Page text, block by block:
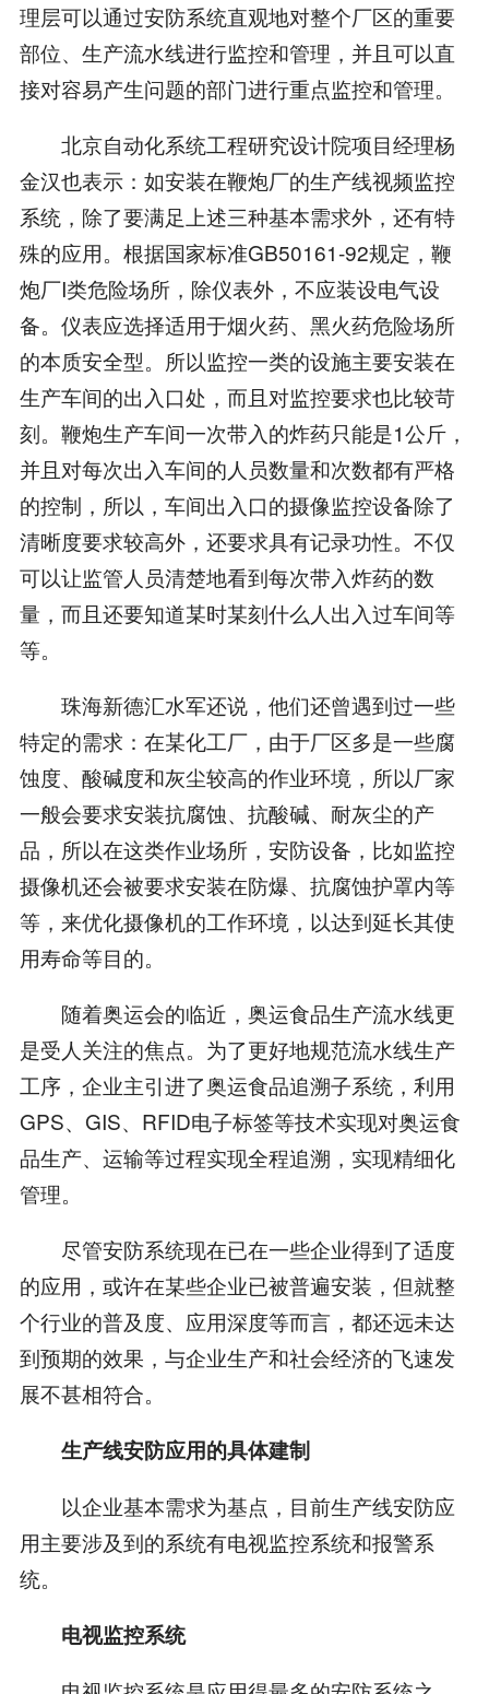
理层可以通过安防系统直观地对整个厂区的重要
部位、生产流水线进行监控和管理，并且可以直
接对容易产生问题的部门进行重点监控和管理。
北京自动化系统工程研究设计院项目经理杨
金汉也表示：如安装在鞭炮厂的生产线视频监控
系统，除了要满足上述三种基本需求外，还有特
殊的应用。根据国家标准GB50161-92规定，鞭
炮厂I类危险场所，除仪表外，不应装设电气设
备。仪表应选择适用于烟火药、黑火药危险场所
的本质安全型。所以监控一类的设施主要安装在
生产车间的出入口处，而且对监控要求也比较苛
刻。鞭炮生产车间一次带入的炸药只能是1公斤，
并且对每次出入车间的人员数量和次数都有严格
的控制，所以，车间出入口的摄像监控设备除了
清晰度要求较高外，还要求具有记录功性。不仅
可以让监管人员清楚地看到每次带入炸药的数
量，而且还要知道某时某刻什么人出入过车间等
等。
珠海新德汇水军还说，他们还曾遇到过一些
特定的需求：在某化工厂，由于厂区多是一些腐
蚀度、酸碱度和灰尘较高的作业环境，所以厂家
一般会要求安装抗腐蚀、抗酸碱、耐灰尘的产
品，所以在这类作业场所，安防设备，比如监控
摄像机还会被要求安装在防爆、抗腐蚀护罩内等
等，来优化摄像机的工作环境，以达到延长其使
用寿命等目的。
随着奥运会的临近，奥运食品生产流水线更
是受人关注的焦点。为了更好地规范流水线生产
工序，企业主引进了奥运食品追溯子系统，利用
GPS、GIS、RFID电子标签等技术实现对奥运食
品生产、运输等过程实现全程追溯，实现精细化
管理。
尽管安防系统现在已在一些企业得到了适度
的应用，或许在某些企业已被普遍安装，但就整
个行业的普及度、应用深度等而言，都还远未达
到预期的效果，与企业生产和社会经济的飞速发
展不甚相符合。
生产线安防应用的具体建制
以企业基本需求为基点，目前生产线安防应
用主要涉及到的系统有电视监控系统和报警系
统。
电视监控系统